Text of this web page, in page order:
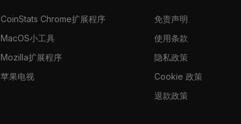
CoinStats Chrome扩展程序
MacOS小工具
Mozilla扩展程序
苹果电视
免责声明
使用条款
隐私政策
Cookie 政策
退款政策